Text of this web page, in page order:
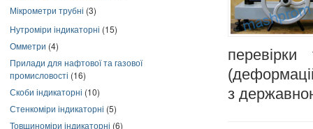
Мікрометри трубні (3)
Нутроміри індикаторні (15)
Омметри (4)
Прилади для нафтової та газової
промисловості (16)
Скоби індикаторні (10)
Стенкоміри індикаторні (5)
Товщиноміри індикаторні (6)
з